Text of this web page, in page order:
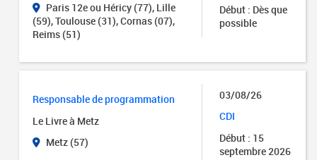
Paris 12e ou Héricy (77), Lille
(59), Toulouse (31), Cornas (07),
Reims (51)
Début : Dès que
possible
Responsable de programmation
Le Livre à Metz
Metz (57)
03/08/26
CDI
Début : 15
septembre 2026